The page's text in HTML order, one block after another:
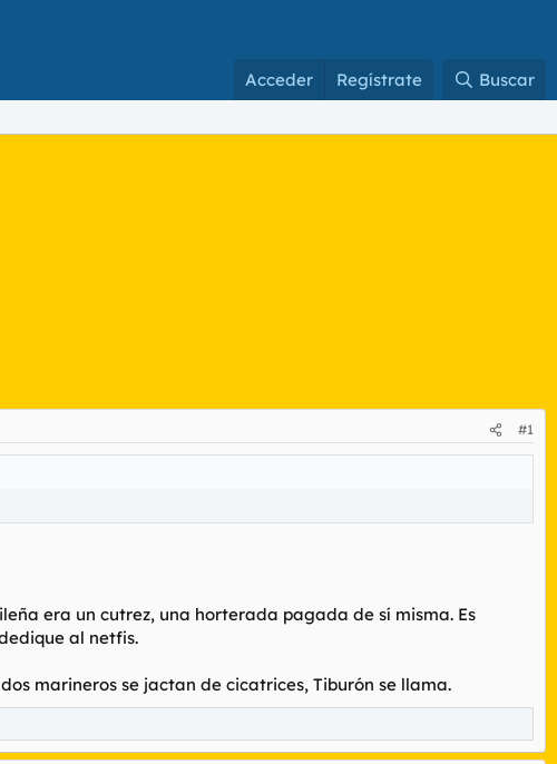
Acceder Regístrate Buscar
#1
era un cutrez, una horterada pagada de sí misma. Es
al netfis.
marineros se jactan de cicatrices, Tiburón se llama.